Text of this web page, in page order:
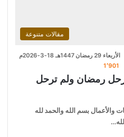
مقالات متنوعة
الأربعاء 29 رمضان 1447هـ 18-3-2026م
1٬901
رحل رمضان ولم ترحل
بسم الله والحمد لله